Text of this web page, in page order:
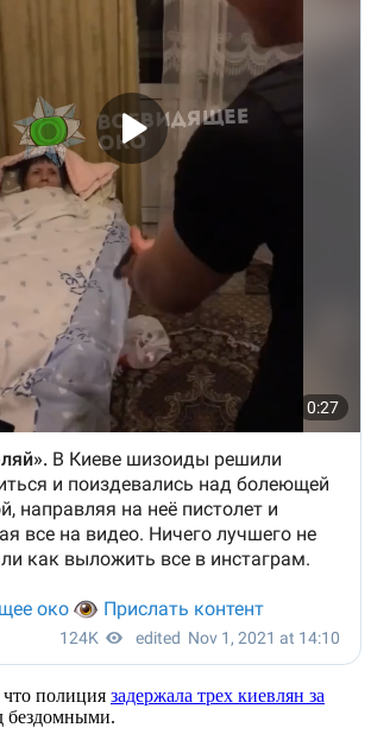
что полиция задержала трех киевлян за
бездомными.